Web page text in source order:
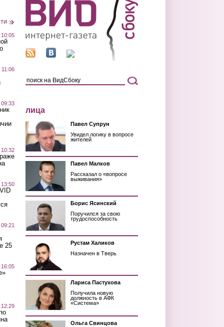
13:50
25
16:05
12:29
лица
Павел Супрун
Увидел логику в вопросе
жителей
Павел Малков
Рассказал о «вопросе
выживания»
Борис Ясинский
Поручился за свою
трудоспособность
Рустам Халиков
Назначен в Тверь
Лариса Пастухова
Получила новую
должность в АФК
«Система»
Ольга Свинцова